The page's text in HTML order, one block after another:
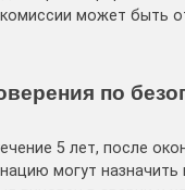
может быть
по
5 лет, после
могут